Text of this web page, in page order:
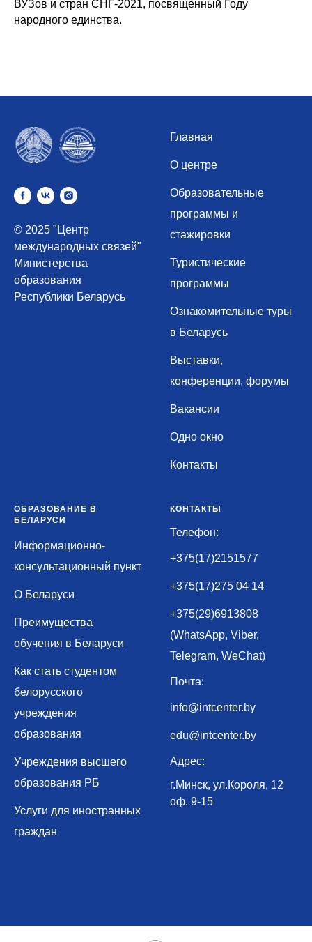
ВУЗов и стран СНГ-2021, посвященный Году
народного единства.
© 2025 "Центр
международных связей"
Министерства
образования
Республики Беларусь
Главная
О центре
Образовательные
программы и
стажировки
Туристические
программы
Ознакомительные туры
в Беларусь
Выставки,
конференции, форумы
Вакансии
Одно окно
Контакты
ОБРАЗОВАНИЕ В
БЕЛАРУСИ
Информационно-
консультационный пункт
О Беларуси
Преимущества
обучения в Беларуси
Как стать студентом
белорусского
учреждения
образования
Учреждения высшего
образования РБ
Услуги для иностранных
граждан
КОНТАКТЫ
Телефон:
+375(17)2151577
+375(17)275 04 14
+375(29)6913808
(WhatsApp, Viber,
Telegram, WeChat)
Почта:
info@intcenter.by
edu@intcenter.by
Адрес:
г.Минск, ул.Короля, 12
оф. 9-15